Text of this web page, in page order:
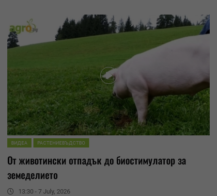
ВИДЕА РАСТЕНИЕВЪДСТВО
От животински отпадък до биостимулатор за
земеделието
13:30 - 7 July, 2026